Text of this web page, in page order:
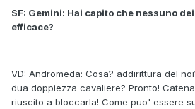
SF: Gemini: Hai capito che nessuno
efficace?
VD: Andromeda: Cosa? addirittura del
dua doppiezza cavaliere? Pronto!
riuscito a bloccarla! Come puo' essere